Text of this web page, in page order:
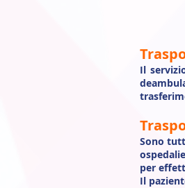
Il
Sono
per
Il